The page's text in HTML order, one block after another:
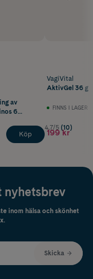
av
6
Köp
VagiVital
AktivGel 36 g
FINNS I LAGER
4.7/5 (10)
199 kr
nyhetsbrev
inom hälsa och skönhet
Skicka